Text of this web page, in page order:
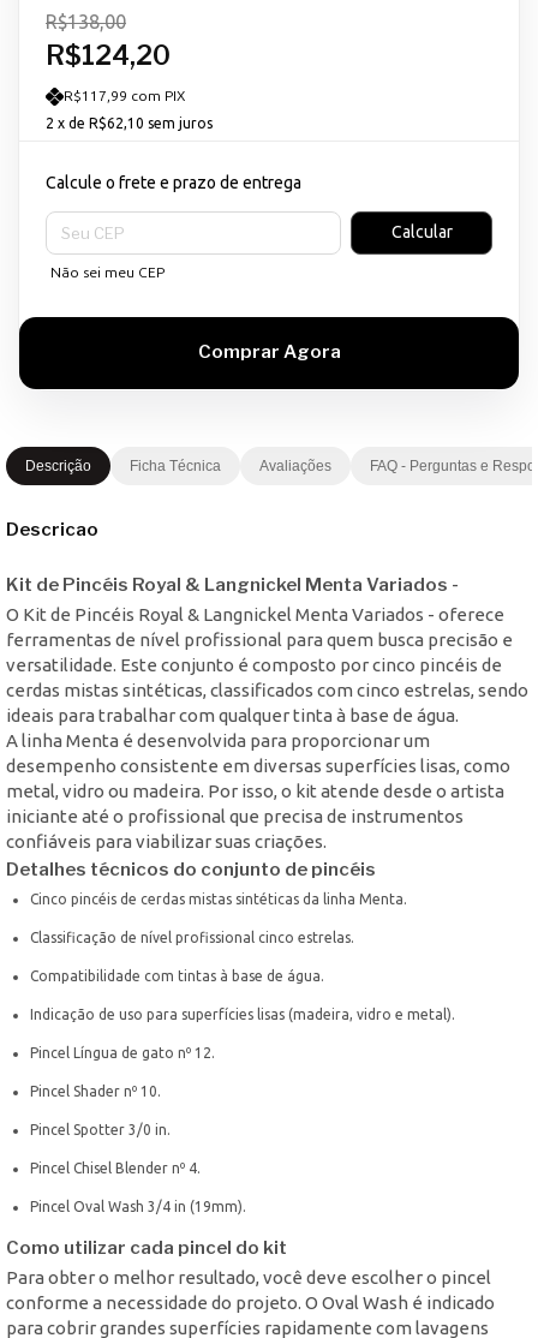
R$124,20
R$138,00
R$117,99 com PIX
2 x de R$62,10 sem juros
Calcule o frete e prazo de entrega
Entregas para o CEP:
Calcular
Não sei meu CEP
Descrição Ficha Técnica Avaliações FAQ - Perguntas e
Descricao
Kit de Pincéis Royal & Langnickel Menta Variados -
O Kit de Pincéis Royal & Langnickel Menta Variados - oferece
ferramentas de nível profissional para quem busca precisão e
versatilidade. Este conjunto é composto por cinco pincéis de
cerdas mistas sintéticas, classificados com cinco estrelas, sendo
ideais para trabalhar com qualquer tinta à base de água.
A linha Menta é desenvolvida para proporcionar um
desempenho consistente em diversas superfícies lisas, como
metal, vidro ou madeira. Por isso, o kit atende desde o artista
iniciante até o profissional que precisa de instrumentos
confiáveis para viabilizar suas criações.
Detalhes técnicos do conjunto de pincéis
Cinco pincéis de cerdas mistas sintéticas da linha Menta.
Classificação de nível profissional cinco estrelas.
Compatibilidade com tintas à base de água.
Indicação de uso para superfícies lisas (madeira, vidro e metal).
Pincel Língua de gato nº 12.
Pincel Shader nº 10.
Pincel Spotter 3/0 in.
Pincel Chisel Blender nº 4.
Pincel Oval Wash 3/4 in (19mm).
Como utilizar cada pincel do kit
Para obter o melhor resultado, você deve escolher o pincel
conforme a necessidade do projeto. O Oval Wash é indicado
para cobrir grandes superfícies rapidamente com lavagens